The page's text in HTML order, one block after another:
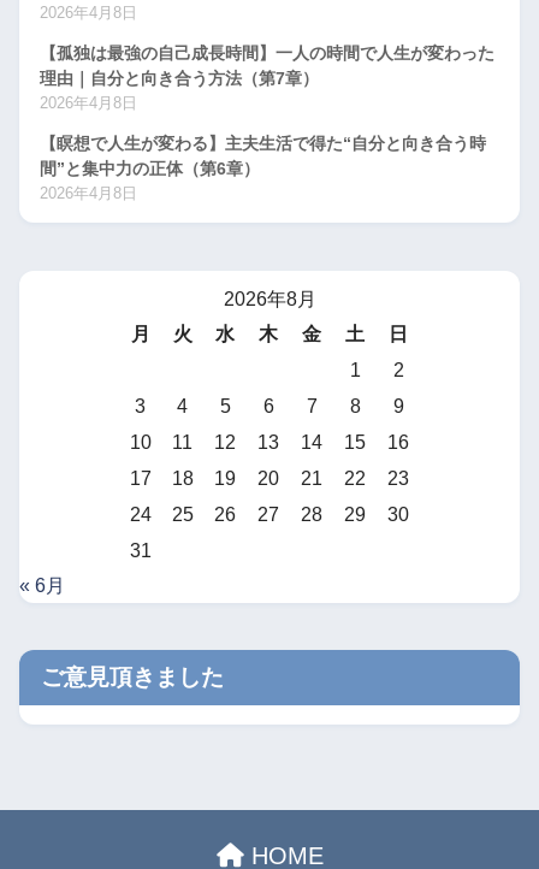
2026年4月8日
【孤独は最強の自己成長時間】一人の時間で人生が変わった
理由｜自分と向き合う方法（第7章）
2026年4月8日
【瞑想で人生が変わる】主夫生活で得た“自分と向き合う時
間”と集中力の正体（第6章）
2026年4月8日
2026年8月
月
火 水 木 金 土
日
1
2
3
4 5 6 7 8
9
10
11 12 13 14 15
16
17
18 19 20 21 22
23
24
25 26 27 28 29
30
31
« 6月
ご意見頂きました
HOME